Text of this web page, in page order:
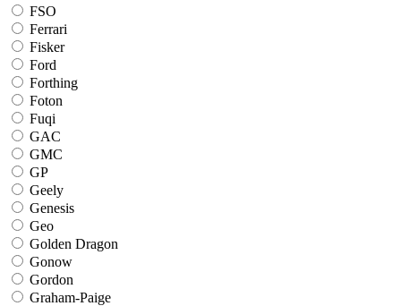
FSO
Ferrari
Fisker
Ford
Forthing
Foton
Fuqi
GAC
GMC
GP
Geely
Genesis
Geo
Golden Dragon
Gonow
Gordon
Graham-Paige